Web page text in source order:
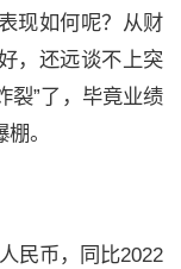
现如何呢？从财
，还远谈不上突
裂”了，毕竟业绩
。
民币，同比2022